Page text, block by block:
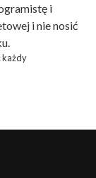
i
i nie nosić
każdy